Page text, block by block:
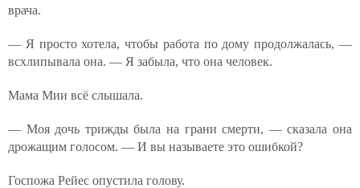
врача.
— Я просто хотела, чтобы работа по дому продолжалась, —
всхлипывала она. — Я забыла, что она человек.
Мама Мии всё слышала.
— Моя дочь трижды была на грани смерти, — сказала она
дрожащим голосом. — И вы называете это ошибкой?
Госпожа Рейес опустила голову.